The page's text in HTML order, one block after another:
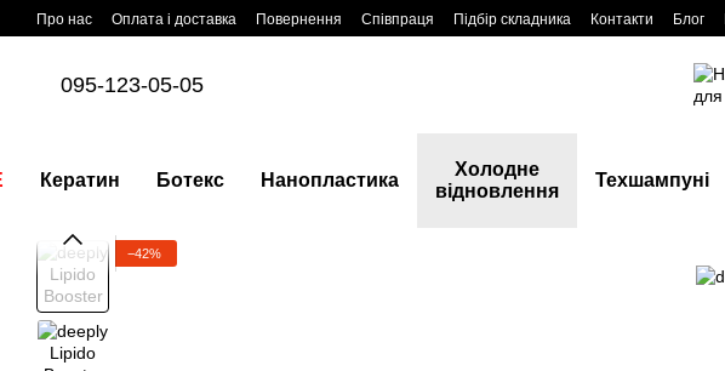
Перейти до основного контенту
Про нас Оплата і доставка Повернення Співпраця Підбір складника Контакти Блог
095-123-05-05
Кератин Ботекс Нанопластика
Холодне
відновлення
Техшампуні
−42%